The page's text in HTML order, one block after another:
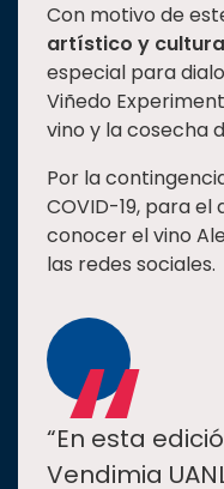
Con motivo de
artístico y
especial para
Viñedo
vino y la cosecha
Por la
COVID-19, para el
conocer el vino
las redes sociales.
“En esta
Vendimia